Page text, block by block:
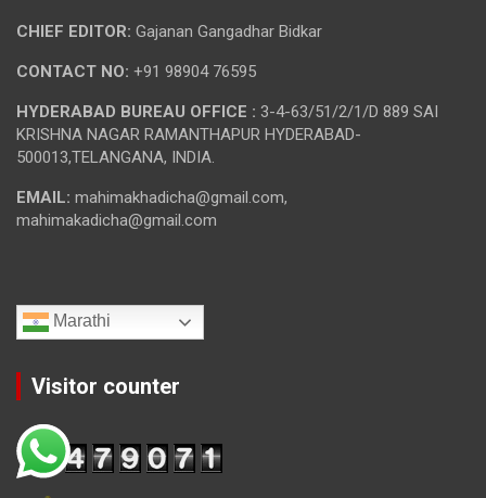
CHIEF EDITOR: Gajanan Gangadhar Bidkar
CONTACT NO: +91 98904 76595
HYDERABAD BUREAU OFFICE : 3-4-63/51/2/1/D 889 SAI
KRISHNA NAGAR RAMANTHAPUR HYDERABAD-
500013,TELANGANA, INDIA.
EMAIL: mahimakhadicha@gmail.com,
mahimakadicha@gmail.com
Marathi
Visitor counter